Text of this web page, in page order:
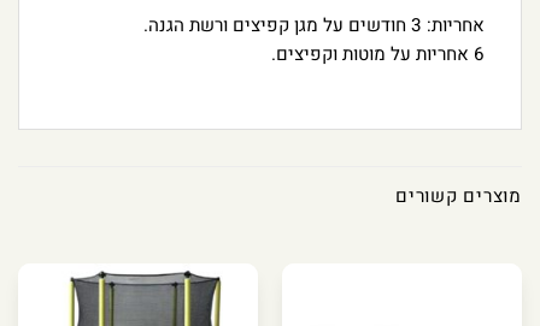
אחריות: 3 חודשים על מגן קפיצים ורשת הגנה.
6 אחריות על מוטות וקפיצים.
מוצרים קשורים